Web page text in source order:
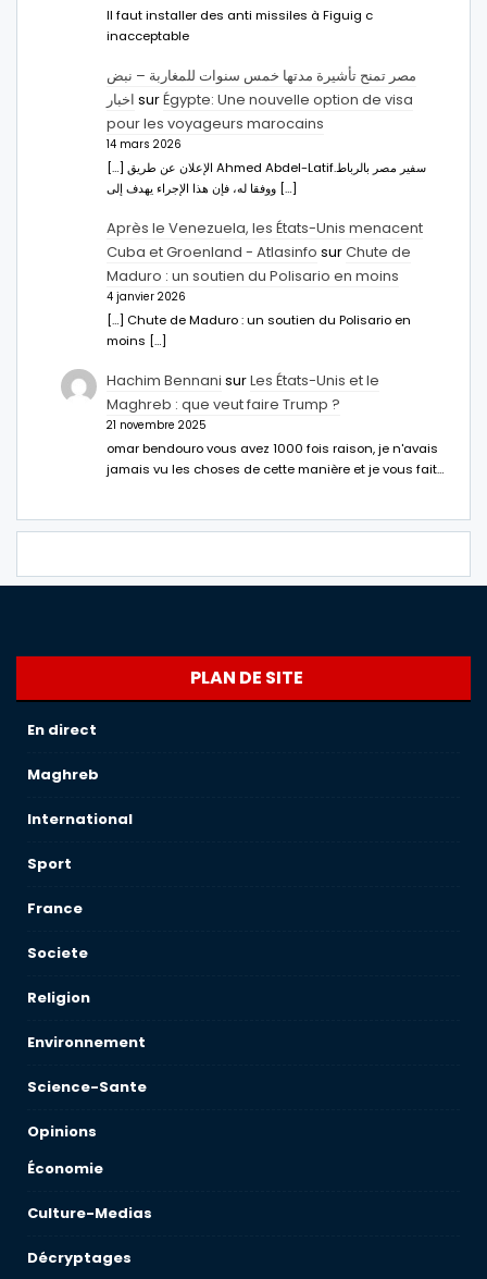
Il faut installer des anti missiles à Figuig c
inacceptable
مصر تمنح تأشيرة مدتها خمس سنوات للمغاربة – نبض
اخبار surÉgypte: Une nouvelle option de visa
pour les voyageurs marocains
14 mars 2026
[…] الإعلان عن طريق Ahmed Abdel-Latifسفير مصر بالرباط.
ووفقا له، فإن هذا الإجراء يهدف إلى […]
Après le Venezuela, les États-Unis menacent
Cuba et Groenland - Atlasinfo surChute de
Maduro : un soutien du Polisario en moins
4 janvier 2026
[…] Chute de Maduro : un soutien du Polisario en
moins […]
Hachim Bennani surLes États-Unis et le
Maghreb : que veut faire Trump ?
21 novembre 2025
omar bendouro vous avez 1000 fois raison, je n'avais
jamais vu les choses de cette manière et je vous fait…
PLAN DE SITE
En direct
Maghreb
International
Sport
France
Societe
Religion
Environnement
Science-Sante
Opinions
Économie
Culture-Medias
Décryptages